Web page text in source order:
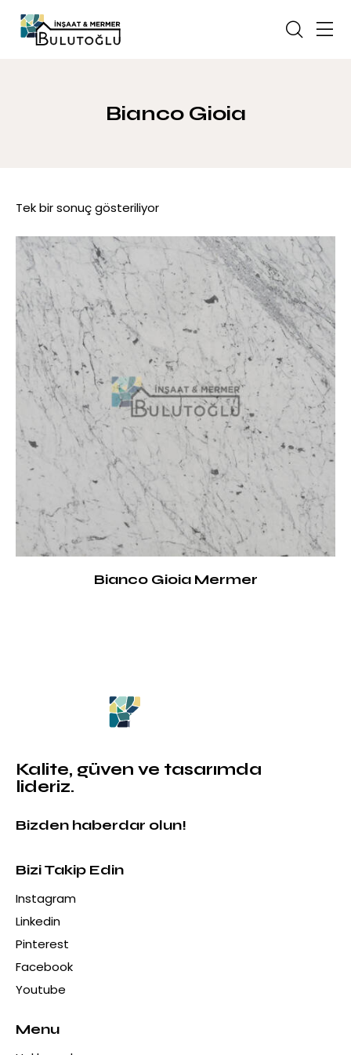
Bianco Gioia
Tek bir sonuç gösteriliyor
Bianco Gioia Mermer
Kalite, güven ve tasarımda
lideriz.
Bizden haberdar olun!
Bizi Takip Edin
Instagram
Linkedin
Pinterest
Facebook
Youtube
Menu